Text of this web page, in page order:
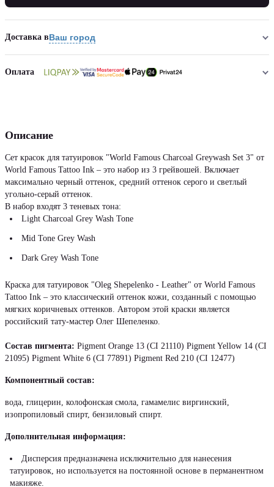
Доставка вВаш город
Оплата
Описание
Сет красок для татуировок "World Famous Charcoal Greywash Set 3" от
World Famous Tattoo Ink – это набор из 3 грейвошей. Включает
максимально черный оттенок, средний оттенок серого и светлый
угольно-серый оттенок.
В набор входят 3 теневых тона:
Light Charcoal Grey Wash Tone
Mid Tone Grey Wash
Dark Grey Wash Tone
Краска для татуировок "Oleg Shepelenko - Leather" от World Famous
Tattoo Ink – это классический оттенок кожи, созданный с помощью
мягких коричневых оттенков. Автором этой краски является
российский тату-мастер Олег Шепеленко.
Состав пигмента: Pigment Orange 13 (CI 21110) Pigment Yellow 14 (CI
21095) Pigment White 6 (CI 77891) Pigment Red 210 (CI 12477)
Компонентный состав:
вода, глицерин, колофонская смола, гамамелис виргинский,
изопропиловый спирт, бензиловый спирт.
Дополнительная информация:
Дисперсия предназначена исключительно для нанесения
татуировок, но используется на постоянной основе в перманентном
макияже.